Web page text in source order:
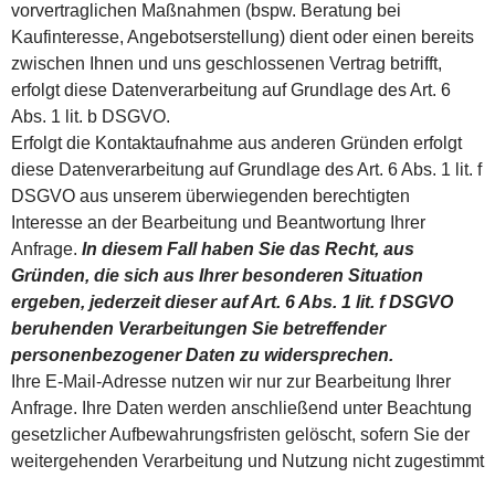
vorvertraglichen Maßnahmen (bspw. Beratung bei
Kaufinteresse, Angebotserstellung) dient oder einen bereits
zwischen Ihnen und uns geschlossenen Vertrag betrifft,
erfolgt diese Datenverarbeitung auf Grundlage des Art. 6
Abs. 1 lit. b DSGVO.
Erfolgt die Kontaktaufnahme aus anderen Gründen erfolgt
diese Datenverarbeitung auf Grundlage des Art. 6 Abs. 1 lit. f
DSGVO aus unserem überwiegenden berechtigten
Interesse an der Bearbeitung und Beantwortung Ihrer
Anfrage. In diesem Fall haben Sie das Recht, aus
Gründen, die sich aus Ihrer besonderen Situation
ergeben, jederzeit dieser auf Art. 6 Abs. 1 lit. f DSGVO
beruhenden Verarbeitungen Sie betreffender
personenbezogener Daten zu widersprechen.
Ihre E-Mail-Adresse nutzen wir nur zur Bearbeitung Ihrer
Anfrage. Ihre Daten werden anschließend unter Beachtung
gesetzlicher Aufbewahrungsfristen gelöscht, sofern Sie der
weitergehenden Verarbeitung und Nutzung nicht zugestimmt